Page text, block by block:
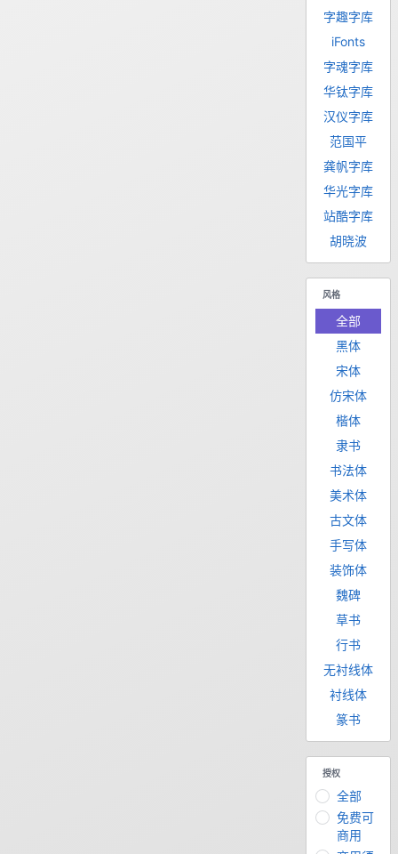
字趣字库
iFonts
字魂字库
华钛字库
汉仪字库
范国平
龚帆字库
华光字库
站酷字库
胡晓波
风格
全部
黑体
宋体
仿宋体
楷体
隶书
书法体
美术体
古文体
手写体
装饰体
魏碑
草书
行书
无衬线体
衬线体
篆书
授权
全部
免费可
商用